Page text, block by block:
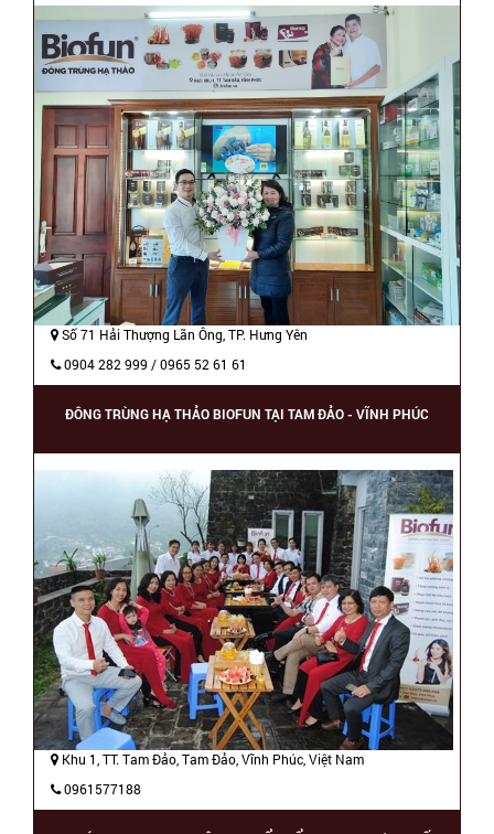
Số 71 Hải Thượng Lãn Ông, TP. Hưng Yên
0904 282 999 / 0965 52 61 61
ĐÔNG TRÙNG HẠ THẢO BIOFUN TẠI TAM ĐẢO - VĨNH PHÚC
Khu 1, TT. Tam Đảo, Tam Đảo, Vĩnh Phúc, Việt Nam
0961577188